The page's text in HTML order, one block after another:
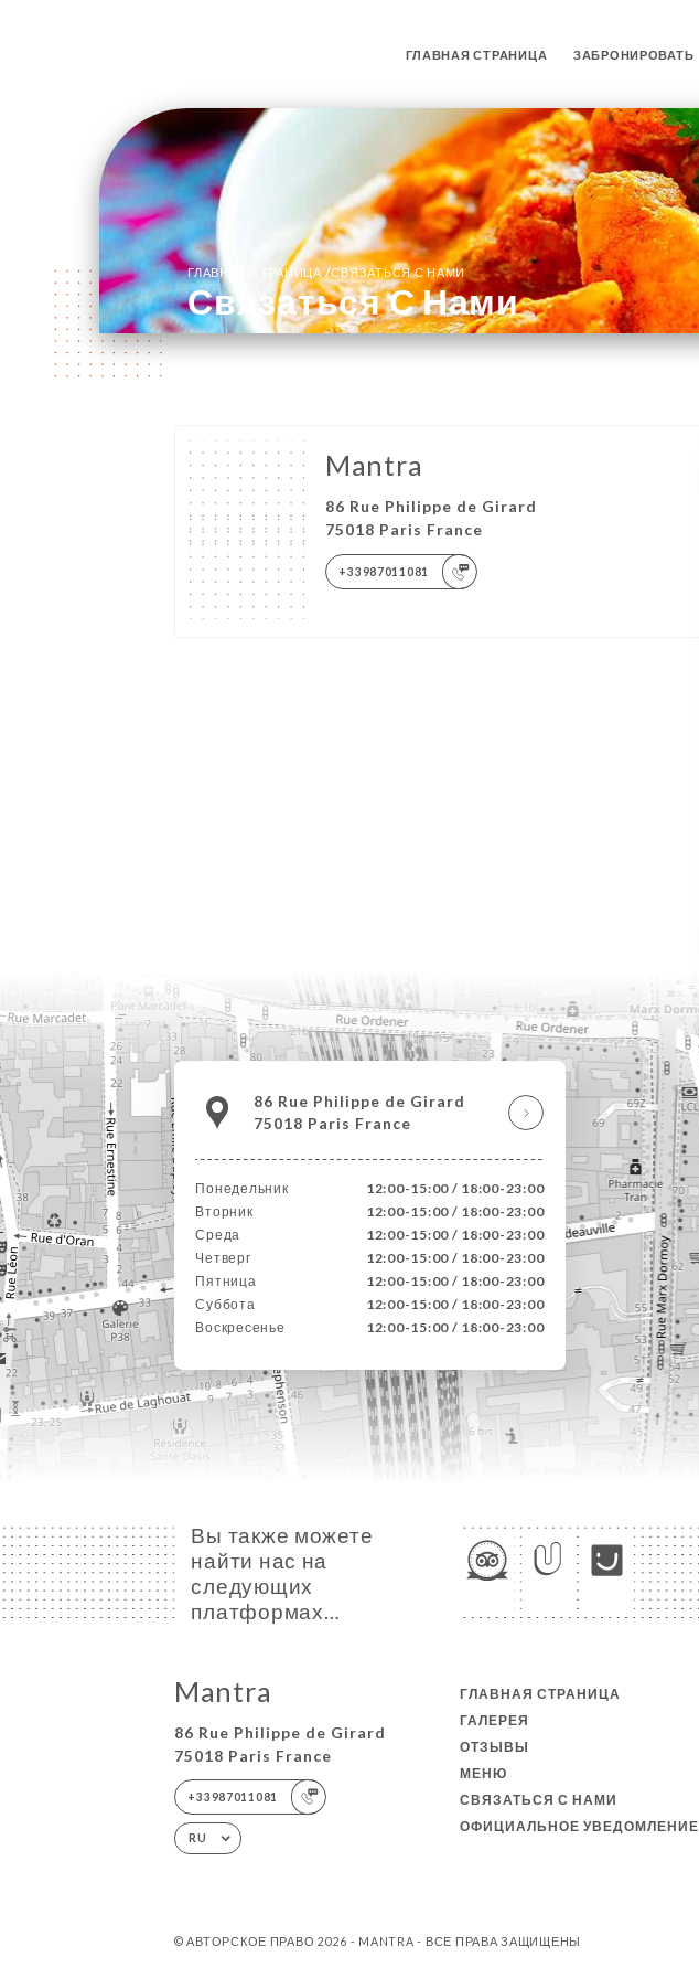
ГЛАВНАЯ СТРАНИЦА ЗАБРОНИРОВАТЬ
ГЛАВНАЯ СТРАНИЦА/СВЯЗАТЬСЯ С НАМИ
Связаться С Нами
Mantra
86 Rue Philippe de Girard
75018 Paris France
+33987011081
86 Rue Philippe de Girard
75018 Paris France
Понедельник
12:00-15:00 / 18:00-23:00
Вторник
12:00-15:00 / 18:00-23:00
Среда
12:00-15:00 / 18:00-23:00
Четверг
12:00-15:00 / 18:00-23:00
Пятница
12:00-15:00 / 18:00-23:00
Суббота
12:00-15:00 / 18:00-23:00
Воскресенье
12:00-15:00 / 18:00-23:00
Вы также можете
найти нас на
следующих
платформах…
Mantra
86 Rue Philippe de Girard
75018 Paris France
+33987011081
RU
ГЛАВНАЯ СТРАНИЦА
ГАЛЕРЕЯ
ОТЗЫВЫ
МЕНЮ
СВЯЗАТЬСЯ С НАМИ
ОФИЦИАЛЬНОЕ УВЕДОМЛЕНИЕ
© АВТОРСКОЕ ПРАВО 2026 - MANTRA - ВСЕ ПРАВА ЗАЩИЩЕНЫ